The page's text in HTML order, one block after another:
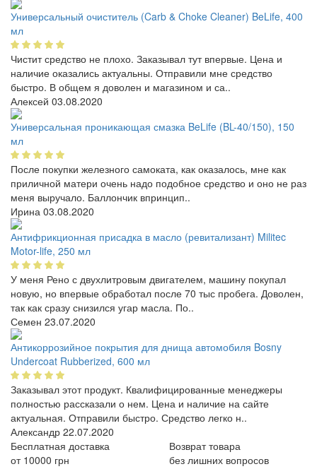
Универсальный очиститель (Carb & Choke Cleaner) BeLife, 400
мл
Чистит средство не плохо. Заказывал тут впервые. Цена и
наличие оказались актуальны. Отправили мне средство
быстро. В общем я доволен и магазином и са..
Алексей 03.08.2020
Универсальная проникающая смазка BeLife (BL-40/150), 150
мл
После покупки железного самоката, как оказалось, мне как
приличной матери очень надо подобное средство и оно не раз
меня выручало. Баллончик впринцип..
Ирина 03.08.2020
Антифрикционная присадка в масло (ревитализант) Militec
Motor-life, 250 мл
У меня Рено с двухлитровым двигателем, машину покупал
новую, но впервые обработал после 70 тыс пробега. Доволен,
так как сразу снизился угар масла. По..
Семен 23.07.2020
Антикоррозийное покрытия для днища автомобиля Bosny
Undercoat Rubberized, 600 мл
Заказывал этот продукт. Квалифицированные менеджеры
полностью рассказали о нем. Цена и наличие на сайте
актуальная. Отправили быстро. Средство легко н..
Александр 22.07.2020
Бесплатная доставка
от 10000 грн
Возврат товара
без лишних вопросов